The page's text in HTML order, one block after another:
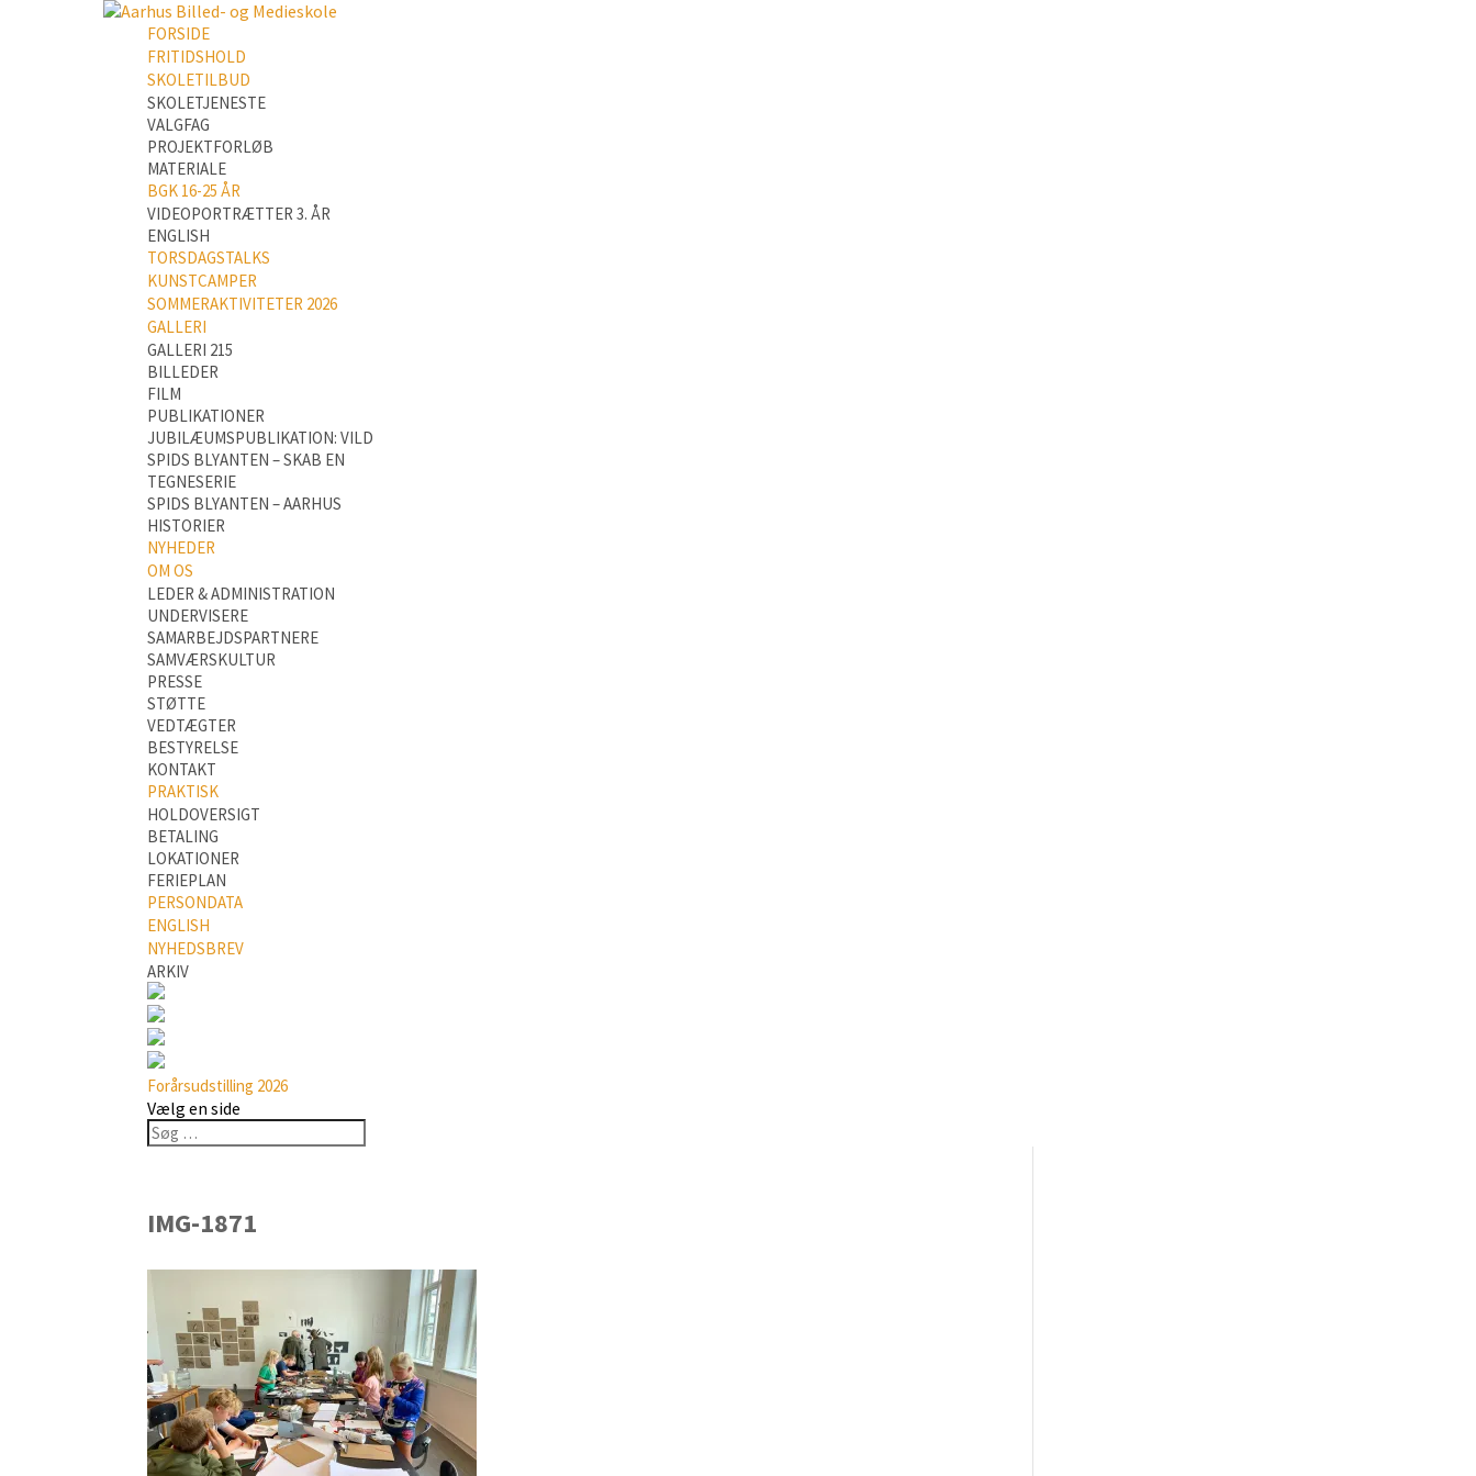
FORSIDE
FRITIDSHOLD
SKOLETILBUD
SKOLETJENESTE
VALGFAG
PROJEKTFORLØB
MATERIALE
BGK 16-25 ÅR
VIDEOPORTRÆTTER 3. ÅR
ENGLISH
TORSDAGSTALKS
KUNSTCAMPER
SOMMERAKTIVITETER 2026
GALLERI
GALLERI 215
BILLEDER
FILM
PUBLIKATIONER
JUBILÆUMSPUBLIKATION: VILD
SPIDS BLYANTEN – SKAB EN
TEGNESERIE
SPIDS BLYANTEN – AARHUS
HISTORIER
NYHEDER
OM OS
LEDER & ADMINISTRATION
UNDERVISERE
SAMARBEJDSPARTNERE
SAMVÆRSKULTUR
PRESSE
STØTTE
VEDTÆGTER
BESTYRELSE
KONTAKT
PRAKTISK
HOLDOVERSIGT
BETALING
LOKATIONER
FERIEPLAN
PERSONDATA
ENGLISH
NYHEDSBREV
ARKIV
Forårsudstilling 2026
Vælg en side
IMG-1871